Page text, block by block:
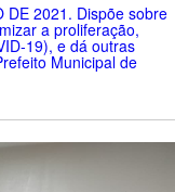
DE 2021. Dispõe sobre
a proliferação,
19), e dá outras
Municipal de